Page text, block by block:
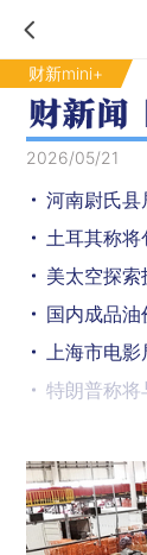
财新mini+
2026/05/21
美太空探
特朗普称将
强降雨致
外交部宣